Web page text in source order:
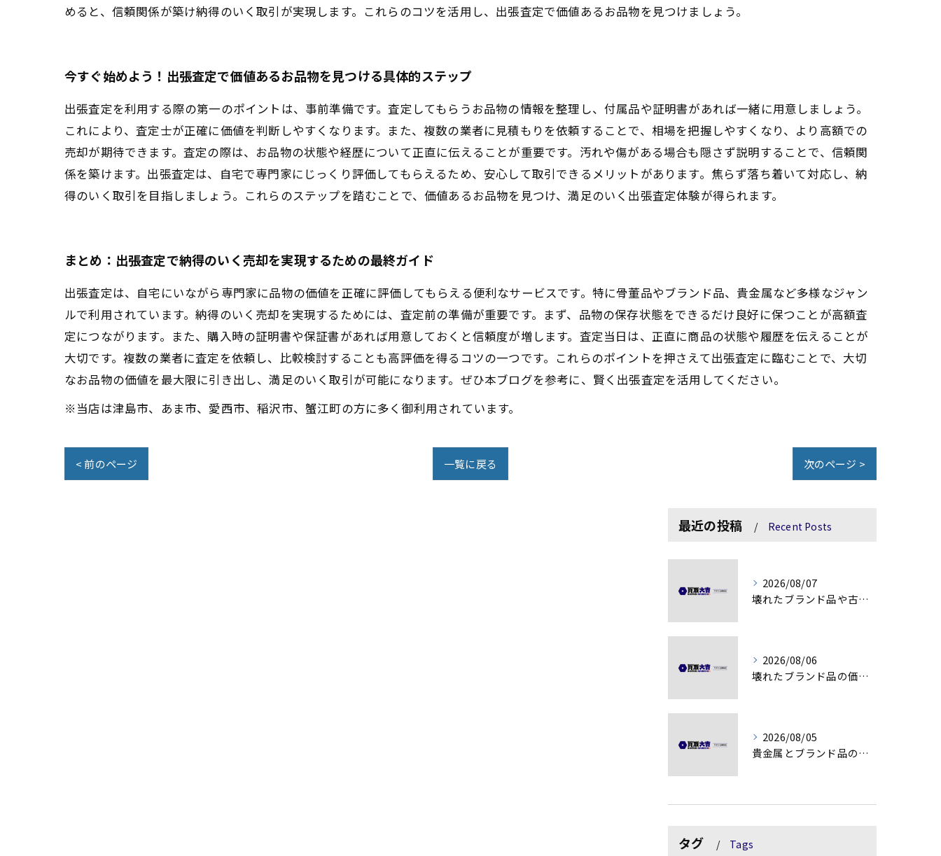
めると、信頼関係が築け納得のいく取引が実現します。これらのコツを活用し、出張査定で価値あるお品物を見つけましょう。
今すぐ始めよう！出張査定で価値あるお品物を見つける具体的ステップ
出張査定を利用する際の第一のポイントは、事前準備です。査定してもらうお品物の情報を整理し、付属品や証明書があれば一緒に用意しましょう。
これにより、査定士が正確に価値を判断しやすくなります。また、複数の業者に見積もりを依頼することで、相場を把握しやすくなり、より高額での
売却が期待できます。査定の際は、お品物の状態や経歴について正直に伝えることが重要です。汚れや傷がある場合も隠さず説明することで、信頼関
係を築けます。出張査定は、自宅で専門家にじっくり評価してもらえるため、安心して取引できるメリットがあります。焦らず落ち着いて対応し、納
得のいく取引を目指しましょう。これらのステップを踏むことで、価値あるお品物を見つけ、満足のいく出張査定体験が得られます。
まとめ：出張査定で納得のいく売却を実現するための最終ガイド
出張査定は、自宅にいながら専門家に品物の価値を正確に評価してもらえる便利なサービスです。特に骨董品やブランド品、貴金属など多様なジャン
ルで利用されています。納得のいく売却を実現するためには、査定前の準備が重要です。まず、品物の保存状態をできるだけ良好に保つことが高額査
定につながります。また、購入時の証明書や保証書があれば用意しておくと信頼度が増します。査定当日は、正直に商品の状態や履歴を伝えることが
大切です。複数の業者に査定を依頼し、比較検討することも高評価を得るコツの一つです。これらのポイントを押さえて出張査定に臨むことで、大切
なお品物の価値を最大限に引き出し、満足のいく取引が可能になります。ぜひ本ブログを参考に、賢く出張査定を活用してください。
※当店は津島市、あま市、愛西市、稲沢市、蟹江町の方に多く御利用されています。
< 前のページ 一覧に戻る 次のページ >
最近の投稿 Recent Posts
2026/08/07
壊れたブランド品や古物の価値を見極める秘訣
2026/08/06
壊れたブランド品の価値を見極める技術とは
2026/08/05
貴金属とブランド品の価値変動を見極める方法
タグ Tags